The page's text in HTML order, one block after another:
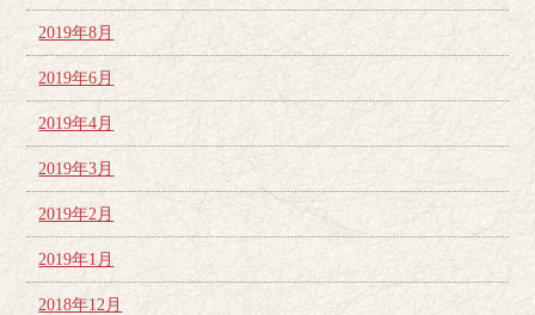
2019年8月
2019年6月
2019年4月
2019年3月
2019年2月
2019年1月
2018年12月